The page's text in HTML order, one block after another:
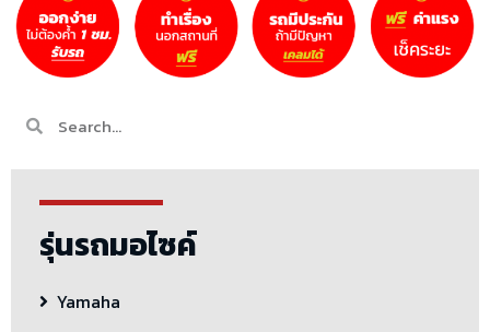
รุ่นรถมอไซค์
Yamaha